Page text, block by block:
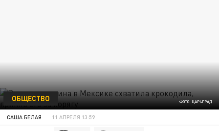
ФОТО: ЦАРЬГРАД
ОБЩЕСТВО
САША БЕЛАЯ 11 АПРЕЛЯ 13:59